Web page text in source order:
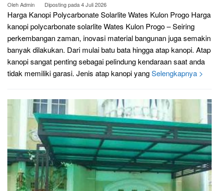
OlehAdmin Diposting pada4 Juli 2026
Harga Kanopi Polycarbonate Solarlite Wates Kulon Progo Harga
kanopi polycarbonate solarlite Wates Kulon Progo – Seiring
perkembangan zaman, inovasi material bangunan juga semakin
banyak dilakukan. Dari mulai batu bata hingga atap kanopi. Atap
kanopi sangat penting sebagai pelindung kendaraan saat anda
tidak memiliki garasi. Jenis atap kanopi yangSelengkapnya >